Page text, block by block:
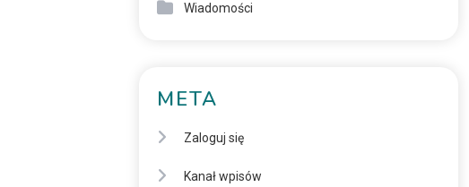
Wiadomości
META
Zaloguj się
Kanał wpisów